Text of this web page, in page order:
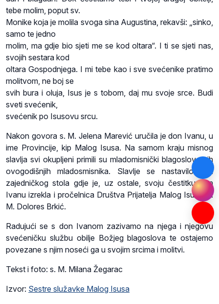
tebe molim, poput sv.
Monike koja je molila svoga sina Augustina, rekavši: „sinko,
samo te jedno
molim, ma gdje bio sjeti me se kod oltara“. I ti se sjeti nas,
svojih sestara kod
oltara Gospodnjega. I mi tebe kao i sve svećenike pratimo
molitvom, ne boj se
svih bura i oluja, Isus je s tobom, daj mu svoje srce. Budi
sveti svećenik,
svećenik po Isusovu srcu.
Nakon govora s. M. Jelena Marević uručila je don Ivanu, u
ime Provincije, kip Malog Isusa. Na samom kraju misnog
slavlja svi okupljeni primili su mladomisnički blagoslov svih
ovogodišnjih mladosmisnika. Slavlje se nastavilo kod
zajedničkog stola gdje je, uz ostale, svoju čestitku don
Ivanu izrekla i pročelnica Društva Prijatelja Malog Isusa, s.
M. Dolores Brkić.
Radujući se s don Ivanom zazivamo na njega i njegovu
svećeničku službu obilje Božjeg blagoslova te ostajemo
povezane s njim noseći ga u svojim srcima i molitvi.
Tekst i foto: s. M. Milana Žegarac
Izvor: Sestre služavke Malog Isusa